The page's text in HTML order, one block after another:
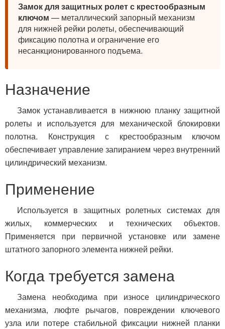
Замок для защитных ролет с крестообразным
ключом — металлический запорный механизм
для нижней рейки ролеты, обеспечивающий
фиксацию полотна и ограничение его
несанкционированного подъема.
Назначение
Замок устанавливается в нижнюю планку защитной
ролеты и используется для механической блокировки
полотна. Конструкция с крестообразным ключом
обеспечивает управление запиранием через внутренний
цилиндрический механизм.
Применение
Используется в защитных ролетных системах для
жилых, коммерческих и технических объектов.
Применяется при первичной установке или замене
штатного запорного элемента нижней рейки.
Когда требуется замена
Замена необходима при износе цилиндрического
механизма, люфте рычагов, повреждении ключевого
узла или потере стабильной фиксации нижней планки